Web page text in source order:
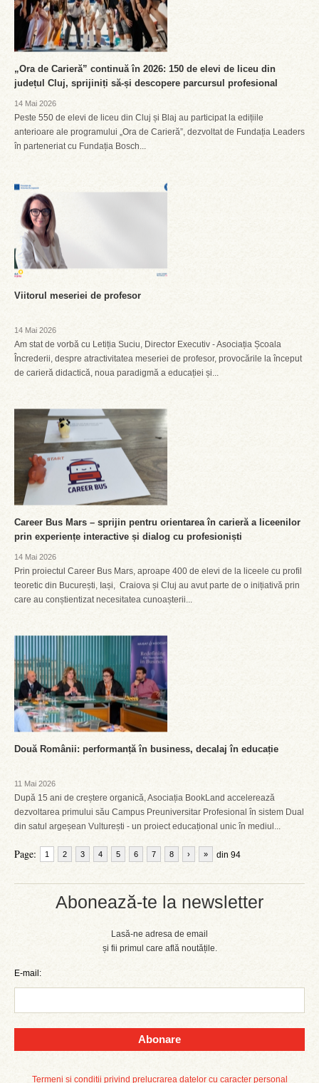
Abonează-te la newsletter
Lasă-ne adresa de email
și fii primul care află noutățile.
E-mail:
Abonare
Termeni și condiții privind prelucrarea datelor cu caracter personal
„Ora de Carieră” continuă în 2026: 150 de elevi de liceu din
județul Cluj, sprijiniți să-și descopere parcursul profesional
14 Mai 2026
Peste 550 de elevi de liceu din Cluj și Blaj au participat la edițiile
anterioare ale programului „Ora de Carieră”, dezvoltat de Fundația Leaders
în parteneriat cu Fundația Bosch...
Viitorul meseriei de profesor
14 Mai 2026
Am stat de vorbă cu Letiția Suciu, Director Executiv - Asociația Școala
Încrederii, despre atractivitatea meseriei de profesor, provocările la început
de carieră didactică, noua paradigmă a educației și...
Career Bus Mars – sprijin pentru orientarea în carieră a liceenilor
prin experiențe interactive și dialog cu profesioniști
14 Mai 2026
Prin proiectul Career Bus Mars, aproape 400 de elevi de la liceele cu profil
teoretic din București, Iași, Craiova și Cluj au avut parte de o inițiativă prin
care au conștientizat necesitatea cunoașterii...
Două Românii: performanță în business, decalaj în educație
11 Mai 2026
După 15 ani de creștere organică, Asociația BookLand accelerează
dezvoltarea primului său Campus Preuniversitar Profesional în sistem Dual
din satul argeșean Vulturești - un proiect educațional unic în mediul...
Page: 1 2 3 4 5 6 7 8 din 94
› »